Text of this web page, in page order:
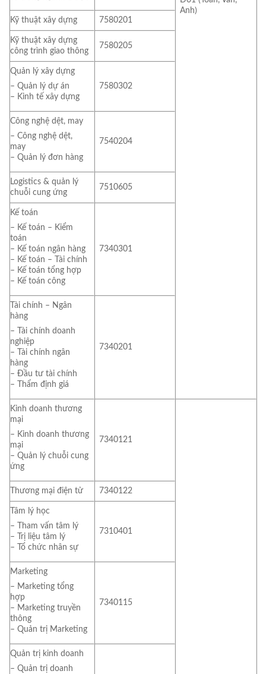
Anh)
Kỹ thuật xây dựng 7580201
Kỹ thuật xây dựng
công trình giao thông
7580205
Quản lý xây dựng
– Quản lý dự án
– Kinh tế xây dựng
7580302
Công nghệ dệt, may
– Công nghệ dệt,
may
– Quản lý đơn hàng
7540204
Logistics & quản lý
chuỗi cung ứng
7510605
Kế toán
– Kế toán – Kiểm
toán
– Kế toán ngân hàng
– Kế toán – Tài chính
– Kế toán tổng hợp
– Kế toán công
7340301
Tài chính – Ngân
hàng
– Tài chính doanh
nghiệp
– Tài chính ngân
hàng
– Đầu tư tài chính
– Thẩm định giá
7340201
Kinh doanh thương
mại
– Kinh doanh thương
mại
– Quản lý chuỗi cung
ứng
7340121
Thương mại điện tử 7340122
Tâm lý học
– Tham vấn tâm lý
– Trị liệu tâm lý
– Tổ chức nhân sự
7310401
Marketing
– Marketing tổng
hợp
– Marketing truyền
thông
– Quản trị Marketing
7340115
Quản trị kinh doanh
– Quản trị doanh